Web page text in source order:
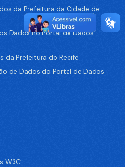
da Prefeitura da Cidade de
Dados no Portal de Dados
da Prefeitura do Recife
de Dados do Portal de Dados
W3C